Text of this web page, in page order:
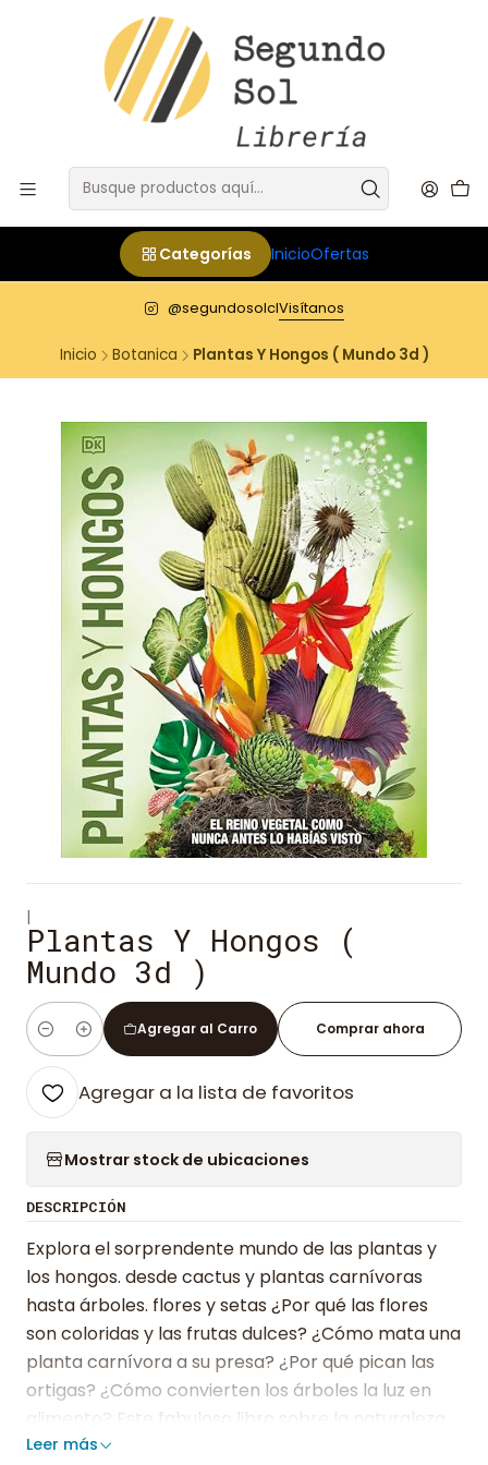
Categorías InicioOfertas
@segundosolclVisítanos
Inicio Botanica Plantas Y Hongos ( Mundo 3d )
|
Plantas Y Hongos (
Mundo 3d )
Cantidad
Agregar al Carro Comprar ahora
Agregar a la lista de favoritos
Mostrar stock de ubicaciones
DESCRIPCIÓN
Explora el sorprendente mundo de las plantas y
los hongos. desde cactus y plantas carnívoras
hasta árboles. flores y setas ¿Por qué las flores
son coloridas y las frutas dulces? ¿Cómo mata una
planta carnívora a su presa? ¿Por qué pican las
ortigas? ¿Cómo convierten los árboles la luz en
alimento? Este fabuloso libro sobre la naturaleza
encantará a los jóvenes lectores gracias a los
Leer más